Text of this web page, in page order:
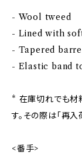
- Wool tweed
- Lined with
- Tapered
- Elastic band
* 在庫切れでも材
す。その際は「再
<番手>